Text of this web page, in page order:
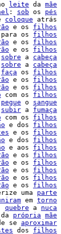
leite da mãe
: sob os pés
coloque atrás
e os filhos
os filhos
e os filhos
e os filhos
sobre a cabeça
sobre a cabeça
faça os filhos
e os filhos
e os filhos
com os filhos
pegue o sangue
subir a fumaça
com os filhos
e dos filhos
e os filhos
e dos filhos
e aos filhos
e os filhos
e os filhos
e os filhos
e os filhos
e os filhos
uma parte
em torno
quebre a nuca
da própria mãe
se aproximar
dos filhos